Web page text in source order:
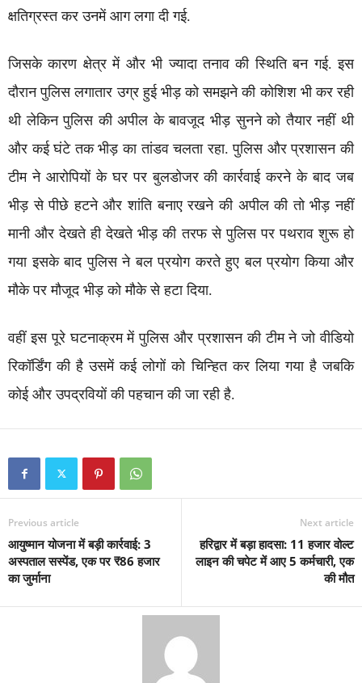
क्षतिग्रस्त कर उनमें आग लगा दी गई.
जिसके कारण क्षेत्र में और भी ज्यादा तनाव की स्थिति बन गई. इस
दौरान पुलिस लगातार उग्र हुई भीड़ को समझने की कोशिश भी कर रही
थी लेकिन पुलिस की अपील के बावजूद भीड़ सुनने को तैयार नहीं थी
और कई घंटे तक भीड़ का तांडव चलता रहा. पुलिस और प्रशासन की
टीम ने आरोपियों के घर पर बुलडोजर की कार्रवाई करने के बाद जब
भीड़ से पीछे हटने और शांति बनाए रखने की अपील की तो भीड़ नहीं
मानी और देखते ही देखते भीड़ की तरफ से पुलिस पर पथराव शुरू हो
गया इसके बाद पुलिस ने बल प्रयोग करते हुए बल प्रयोग किया और
मौके पर मौजूद भीड़ को मौके से हटा दिया.
वहीं इस पूरे घटनाक्रम में पुलिस और प्रशासन की टीम ने जो वीडियो
रिकॉर्डिंग की है उसमें कई लोगों को चिन्हित कर लिया गया है जबकि
कोई और उपद्रवियों की पहचान की जा रही है.
Previous article
आयुष्मान योजना में बड़ी कार्रवाई: 3
अस्पताल सस्पेंड, एक पर ₹86 हजार
का जुर्माना
Next article
हरिद्वार में बड़ा हादसा: 11 हजार वोल्ट
लाइन की चपेट में आए 5 कर्मचारी, एक
की मौत